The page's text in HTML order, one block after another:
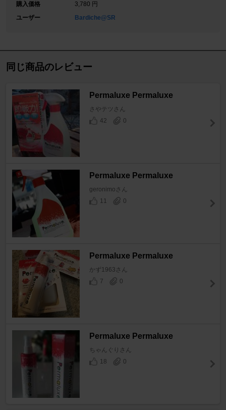
購入価格
3,780 円
ユーザー
Bardiche@SR
同じ商品のレビュー
Permaluxe Permaluxe
さやテツさん
42
0
Permaluxe Permaluxe
geronimoさん
11
0
Permaluxe Permaluxe
かず1963さん
7
0
Permaluxe Permaluxe
ちゃんぐりさん
18
0